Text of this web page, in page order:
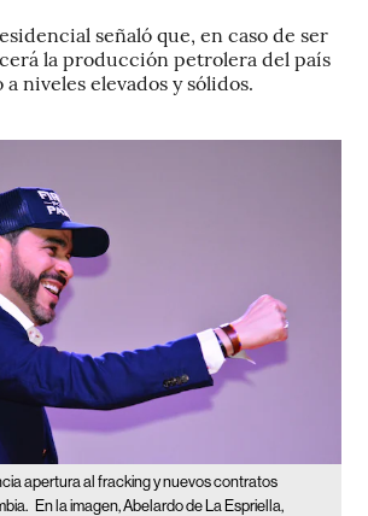
señaló que, en caso de ser
la producción petrolera del país
niveles elevados y sólidos.
apertura al fracking y nuevos contratos
En la imagen, Abelardo de La Espriella,